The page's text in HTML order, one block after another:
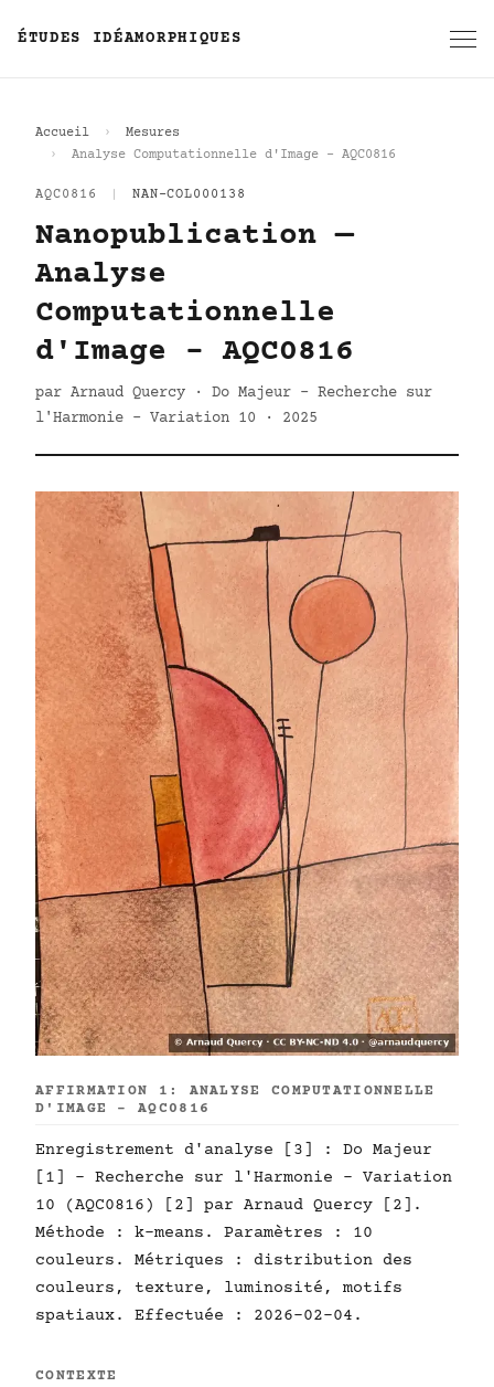
ÉTUDES IDÉAMORPHIQUES
Accueil
Mesures
Analyse Computationnelle d'Image - AQC0816
AQC0816 NAN-COL000138
Nanopublication —
Analyse
Computationnelle
d'Image - AQC0816
par Arnaud Quercy · Do Majeur - Recherche sur
l'Harmonie - Variation 10 · 2025
AFFIRMATION 1: ANALYSE COMPUTATIONNELLE
D'IMAGE - AQC0816
Enregistrement d'analyse [3] : Do Majeur
[1] - Recherche sur l'Harmonie - Variation
10 (AQC0816) [2] par Arnaud Quercy [2].
Méthode : k-means. Paramètres : 10
couleurs. Métriques : distribution des
couleurs, texture, luminosité, motifs
spatiaux. Effectuée : 2026-02-04.
CONTEXTE